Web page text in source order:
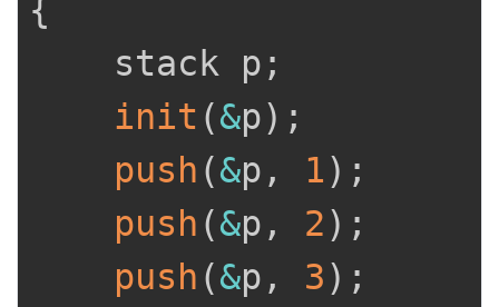
{
	stack p
;
init (&p) ;
push (&p , 1) ;
push (&p , 2) ;
push (&p , 3) ;